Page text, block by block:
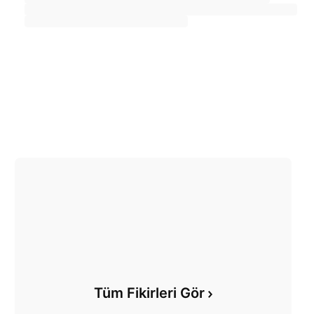
Tüm Fikirleri Gör